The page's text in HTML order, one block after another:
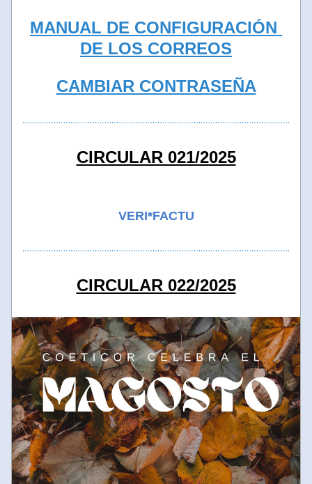
MANUAL DE CONFIGURACIÓN
DE LOS CORREOS
CAMBIAR CONTRASEÑA
CIRCULAR 021/2025
VERI*FACTU
CIRCULAR 022/2025